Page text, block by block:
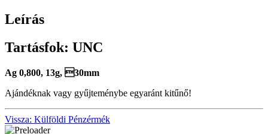
Leírás
Tartásfok: UNC
Ag 0,800, 13g, 30mm
Ajándéknak vagy gyűjteménybe egyaránt kitűnő!
Vissza: Külföldi Pénzérmék